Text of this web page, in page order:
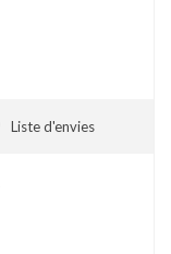
Liste d'envies